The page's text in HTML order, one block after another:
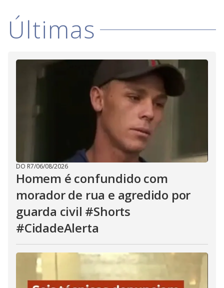
Últimas
DO R7/06/08/2026
Homem é confundido com
morador de rua e agredido por
guarda civil #Shorts
#CidadeAlerta